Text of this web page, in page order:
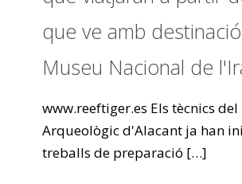
que ve amb
Museu Nacional de
www.reeftiger.es Els tècnics
Arqueològic d'Alacant ja han
treballs de preparació […]